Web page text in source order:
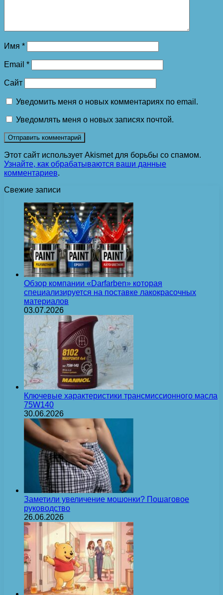
Имя *
Email *
Сайт
Уведомить меня о новых комментариях по email.
Уведомлять меня о новых записях почтой.
Этот сайт использует Akismet для борьбы со спамом.
Узнайте, как обрабатываются ваши данные
комментариев.
Свежие записи
Обзор компании «Darfarben» которая
специализируется на поставке лакокрасочных
материалов
03.07.2026
Ключевые характеристики трансмиссионного масла
75W140
30.06.2026
Заметили увеличение мошонки? Пошаговое
руководство
26.06.2026